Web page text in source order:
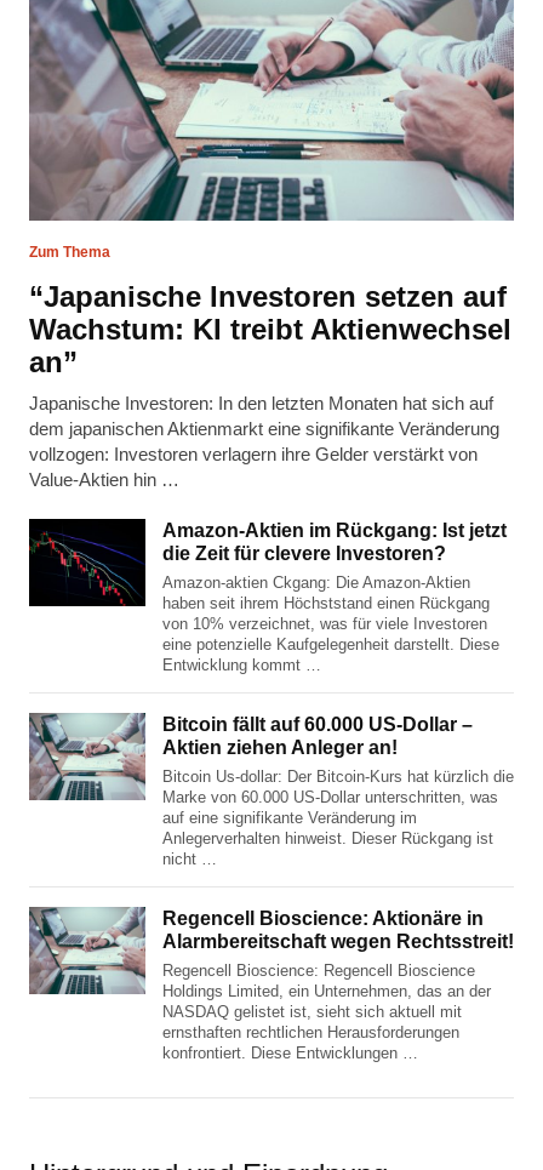
Zum Thema
“Japanische Investoren setzen auf
Wachstum: KI treibt Aktienwechsel
an”
Japanische Investoren: In den letzten Monaten hat sich auf
dem japanischen Aktienmarkt eine signifikante Veränderung
vollzogen: Investoren verlagern ihre Gelder verstärkt von
Value-Aktien hin …
Amazon-Aktien im Rückgang: Ist jetzt
die Zeit für clevere Investoren?
Amazon-aktien Ckgang: Die Amazon-Aktien
haben seit ihrem Höchststand einen Rückgang
von 10% verzeichnet, was für viele Investoren
eine potenzielle Kaufgelegenheit darstellt. Diese
Entwicklung kommt …
Bitcoin fällt auf 60.000 US-Dollar –
Aktien ziehen Anleger an!
Bitcoin Us-dollar: Der Bitcoin-Kurs hat kürzlich die
Marke von 60.000 US-Dollar unterschritten, was
auf eine signifikante Veränderung im
Anlegerverhalten hinweist. Dieser Rückgang ist
nicht …
Regencell Bioscience: Aktionäre in
Alarmbereitschaft wegen Rechtsstreit!
Regencell Bioscience: Regencell Bioscience
Holdings Limited, ein Unternehmen, das an der
NASDAQ gelistet ist, sieht sich aktuell mit
ernsthaften rechtlichen Herausforderungen
konfrontiert. Diese Entwicklungen …